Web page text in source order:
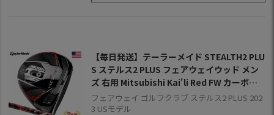
【毎日発送】テーラーメイド STEALTH2 PLU
S ステルス2 PLUS フェアウェイウッド メン
ズ 右用 Mitsubishi Kai'li Red FW カーボン
シャフト 2023年モデル USA直輸入品【2年保
証】
フェアウェイ ゴルフクラブ ステルス2 PLUS 202
3 USモデル